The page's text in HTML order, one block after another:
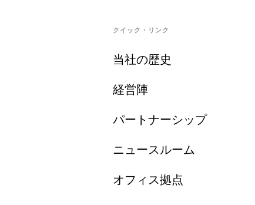
クイック・リンク
当社の歴史
経営陣
パートナーシップ
ニュースルーム
オフィス拠点